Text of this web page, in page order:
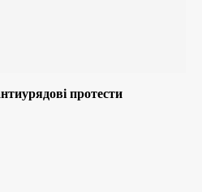
протести